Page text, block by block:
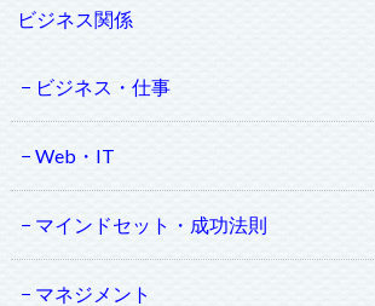
ビジネス関係
ビジネス・仕事
Web・IT
マインドセット・成功法則
マネジメント